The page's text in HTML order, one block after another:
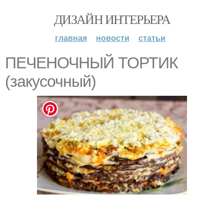
ДИЗАЙН ИНТЕРЬЕРА
главная новости статьи
ПЕЧЕНОЧНЫЙ ТОРТИК
(закусочный)